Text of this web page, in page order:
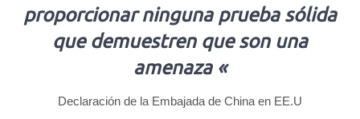
proporcionar ninguna prueba sólida
que demuestren que son una
amenaza «
Declaración de la Embajada de China en EE.U